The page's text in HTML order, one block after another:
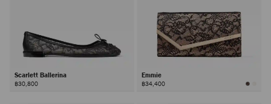
Scarlett Ballerina
฿30,800
Emmie
฿34,400